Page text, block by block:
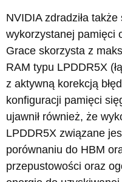
NVIDIA zdradziła
wykorzystanej pamięci
Grace skorzysta z
RAM typu LPDDR5X
z aktywną korekcją
konfiguracji pamięci
ujawnił również, że
LPDDR5X związane
porównaniu do HBM
przepustowości oraz